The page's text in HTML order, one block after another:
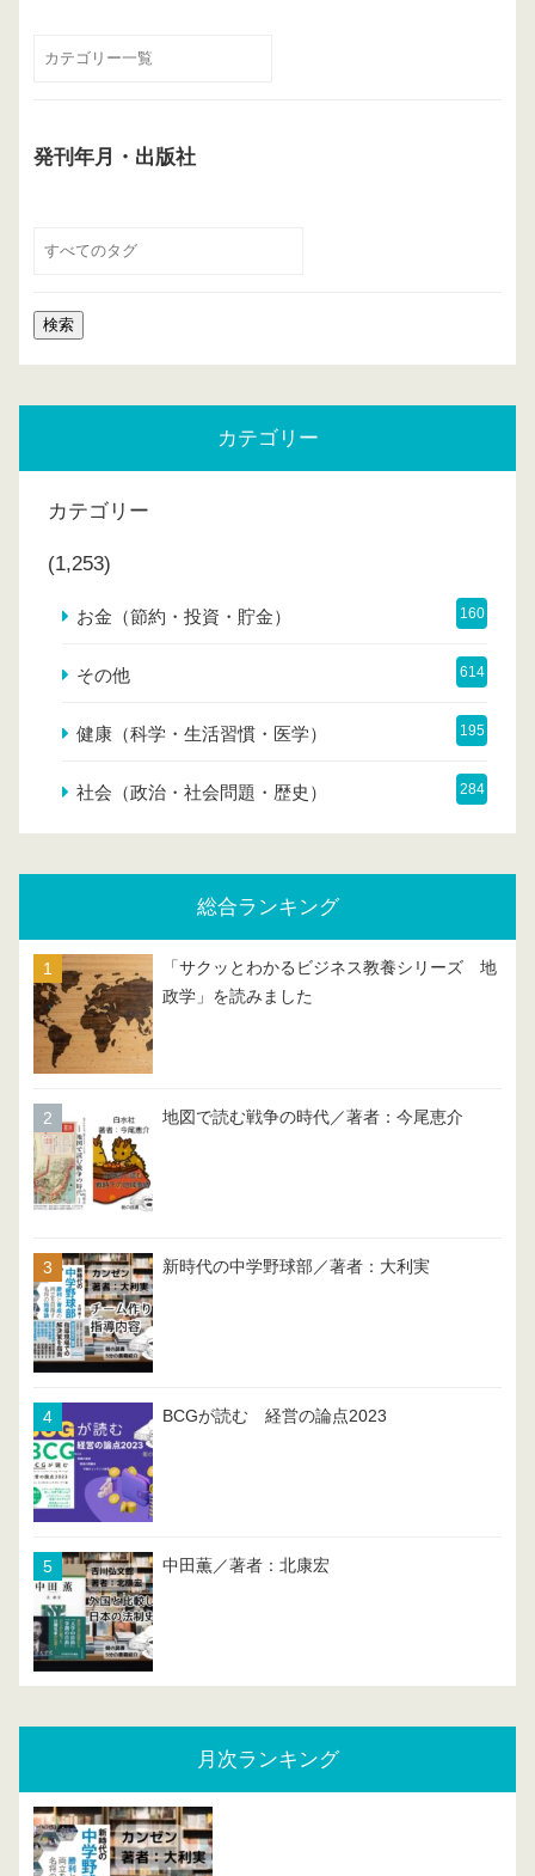
発刊年月・出版社
カテゴリー
カテゴリー
(1,253)
お金（節約・投資・貯金） 160
その他 614
健康（科学・生活習慣・医学） 195
社会（政治・社会問題・歴史） 284
総合ランキング
「サクッとわかるビジネス教養シリーズ 地
政学」を読みました
地図で読む戦争の時代／著者：今尾恵介
新時代の中学野球部／著者：大利実
BCGが読む 経営の論点2023
中田薫／著者：北康宏
月次ランキング